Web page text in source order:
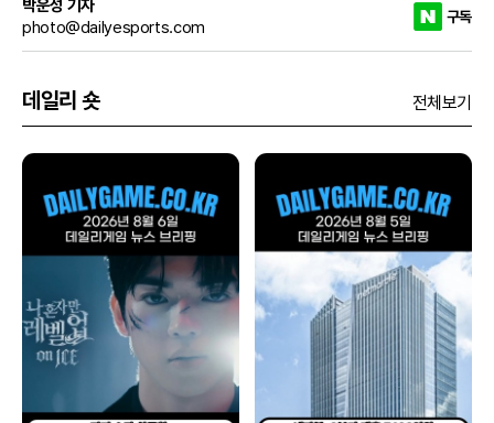
박운성 기자
photo@dailyesports.com
구독
데일리 숏 전체보기